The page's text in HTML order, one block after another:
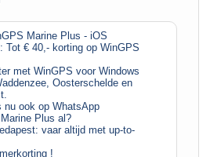
Marine Plus - iOS
Tot € 40,- korting op WinGPS
met WinGPS voor Windows
Oosterschelde en
nu ook op WhatsApp
Plus al?
vaar altijd met up-to-
!